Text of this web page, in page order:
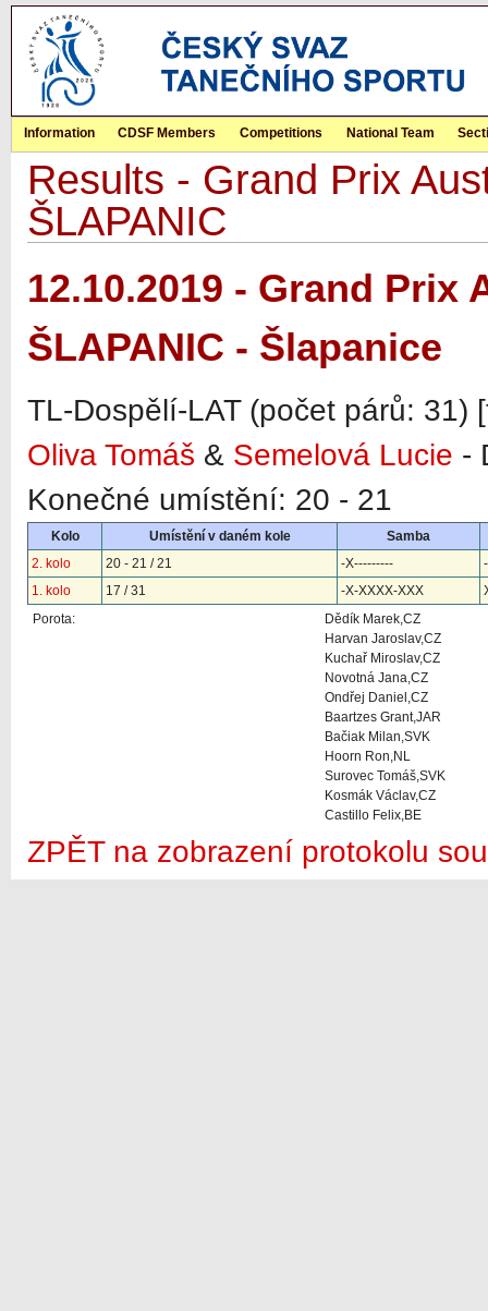
Information CDSF Members Competitions National Team
Results - Grand Prix
ŠLAPANIC
12.10.2019 - Grand Prix
ŠLAPANIC - Šlapanice
TL-Dospělí-LAT (počet párů: 31)
Oliva Tomáš & Semelová Lucie -
Konečné umístění: 20 - 21
Kolo Umístění v daném kole
Samba
2. kolo
20 - 21 / 21 -X---------
1. kolo
17 / 31 -X-XXXX-XXX
Porota:
Dědík Marek,CZ
Harvan Jaroslav,CZ
Kuchař Miroslav,CZ
Novotná Jana,CZ
Ondřej Daniel,CZ
Baartzes Grant,JAR
Bačiak Milan,SVK
Hoorn Ron,NL
Surovec Tomáš,SVK
Kosmák Václav,CZ
Castillo Felix,BE
ZPĚT na zobrazení protokolu